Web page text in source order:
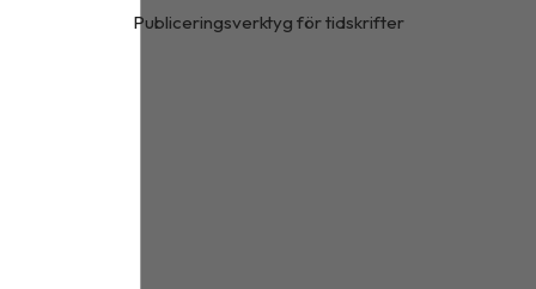
Publiceringsverktyg för tidskrifter